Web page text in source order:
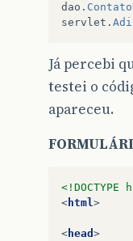
dao .
servlet .
Já percebi
testei o
apareceu.
<!DOCTYPE
< html>
< head >